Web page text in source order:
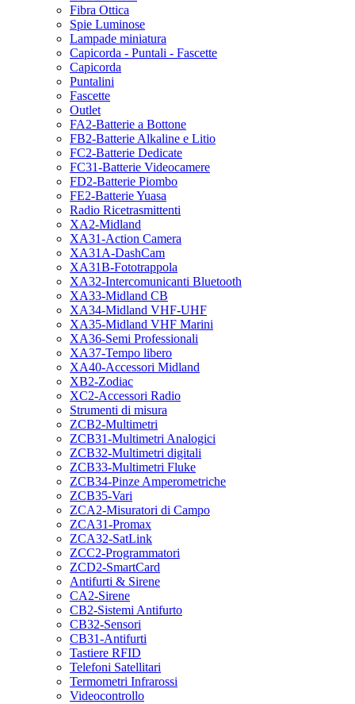
Fibra Ottica
Spie Luminose
Lampade miniatura
Capicorda - Puntali - Fascette
Capicorda
Puntalini
Fascette
Outlet
FA2-Batterie a Bottone
FB2-Batterie Alkaline e Litio
FC2-Batterie Dedicate
FC31-Batterie Videocamere
FD2-Batterie Piombo
FE2-Batterie Yuasa
Radio Ricetrasmittenti
XA2-Midland
XA31-Action Camera
XA31A-DashCam
XA31B-Fototrappola
XA32-Intercomunicanti Bluetooth
XA33-Midland CB
XA34-Midland VHF-UHF
XA35-Midland VHF Marini
XA36-Semi Professionali
XA37-Tempo libero
XA40-Accessori Midland
XB2-Zodiac
XC2-Accessori Radio
Strumenti di misura
ZCB2-Multimetri
ZCB31-Multimetri Analogici
ZCB32-Multimetri digitali
ZCB33-Multimetri Fluke
ZCB34-Pinze Amperometriche
ZCB35-Vari
ZCA2-Misuratori di Campo
ZCA31-Promax
ZCA32-SatLink
ZCC2-Programmatori
ZCD2-SmartCard
Antifurti & Sirene
CA2-Sirene
CB2-Sistemi Antifurto
CB32-Sensori
CB31-Antifurti
Tastiere RFID
Telefoni Satellitari
Termometri Infrarossi
Videocontrollo